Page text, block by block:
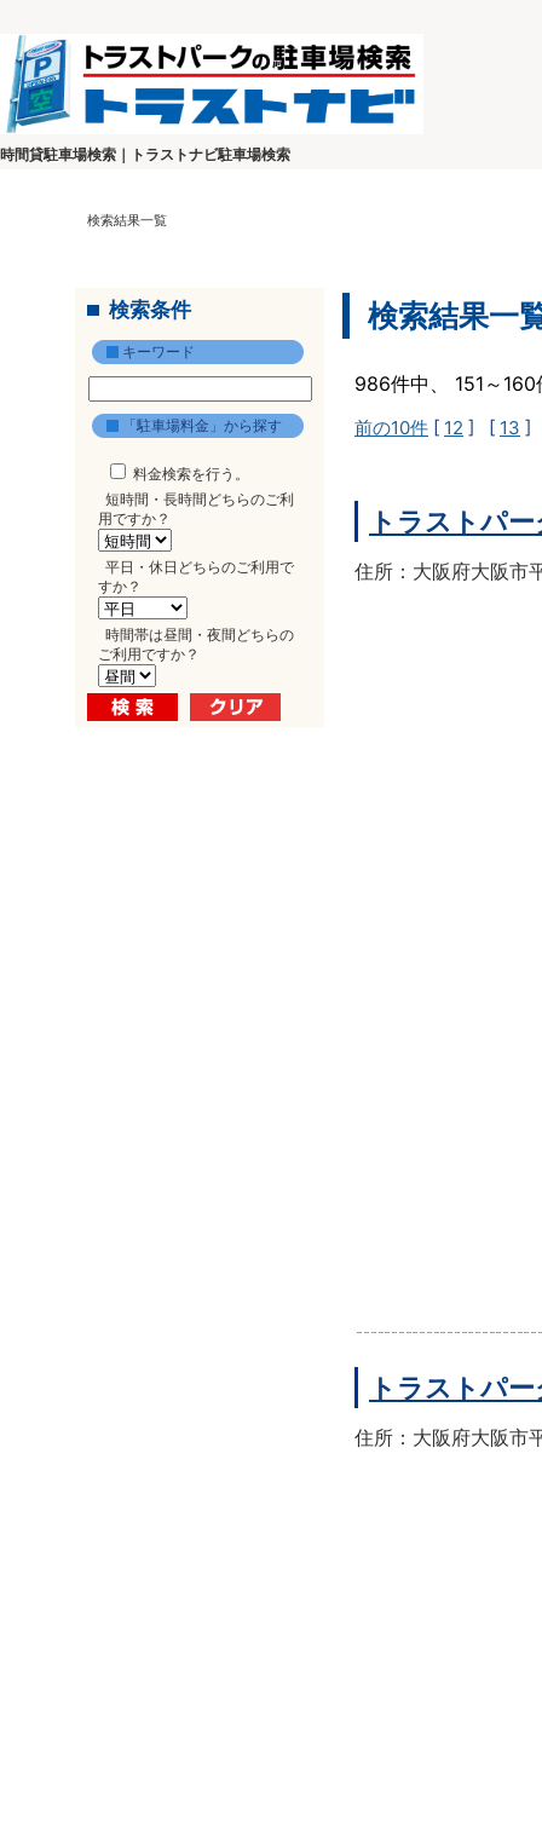
時間貸駐車場検索｜トラストナビ駐車場検索
検索結果一覧
検索条件
キーワード
「駐車場料金」から探す
料金検索を行う。
短時間・長時間どちらのご利
用ですか？
平日・休日どちらのご利用で
すか？
時間帯は昼間・夜間どちらの
ご利用ですか？
検索結果一
986件中、 151～
前の10件 [ 12 ] [ 13 ]
トラストパ
住所：大阪府大阪市
トラストパ
住所：大阪府大阪市